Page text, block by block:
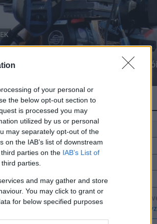
of your personal or
the below opt-out section to
is processed you may
utilized by us or personal
may separately opt-out of the
the IAB’s list of downstream
parties on the IAB’s List of
parties.
and may gather and store
You may click to grant or
for below specified purposes
javította helyzetét a
közösen
a
HÍRLEVÉL
Név
Feliratkozom a
adatvédelmi